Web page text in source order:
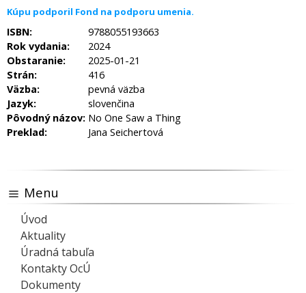
Kúpu podporil Fond na podporu umenia.
ISBN:
9788055193663
Rok vydania:
2024
Obstaranie:
2025-01-21
Strán:
416
Väzba:
pevná väzba
Jazyk:
slovenčina
Pôvodný názov: No One Saw a Thing
Preklad:
Jana Seichertová
Menu
Úvod
Aktuality
Úradná tabuľa
Kontakty OcÚ
Dokumenty